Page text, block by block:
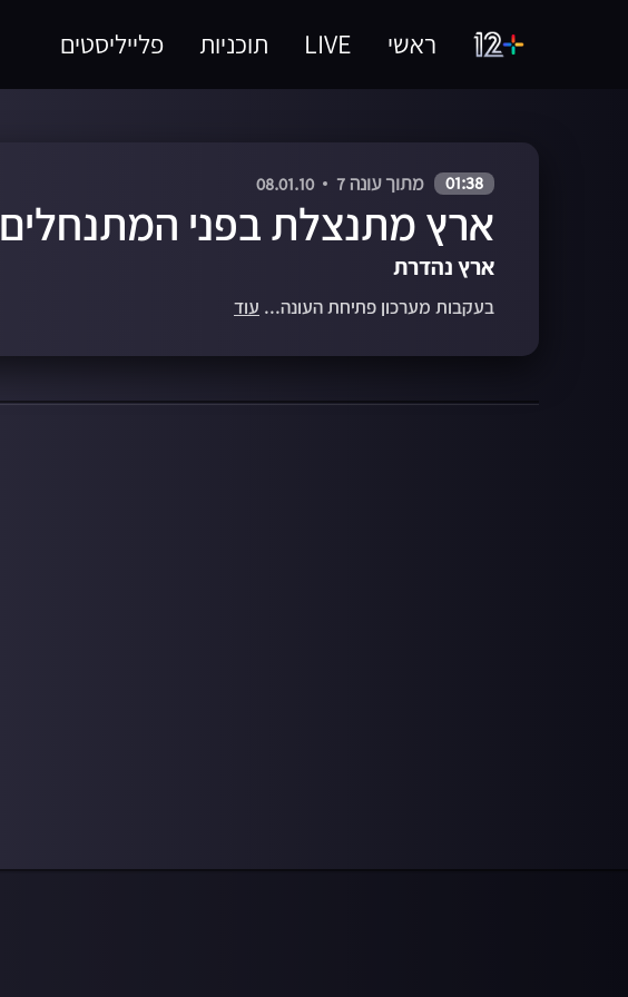
ראשי LIVE תוכניות פלייליסטים
01:38 מתוך עונה 7 08.01.10
ארץ מתנצלת בפני המתנחלים
ארץ נהדרת
בעקבות מערכון פתיחת העונה... עוד